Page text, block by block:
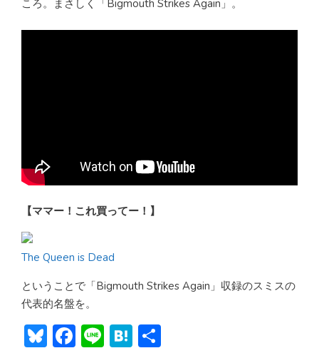
ころ。まさしく「Bigmouth Strikes Again」。
【ママー！これ買ってー！】
The Queen is Dead
ということで「Bigmouth Strikes Again」収録のスミスの
代表的名盤を。
Bl F Li H